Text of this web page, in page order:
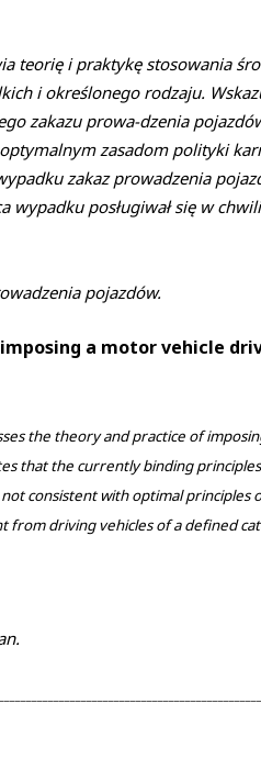
teorię i praktykę stosowania
i określonego rodzaju.
zakazu prowa-dzenia
zasadom polityki
zakaz prowadzenia
wypadku posługiwał się w
pojazdów.
a motor vehicle
the theory and practice of
that the currently binding
consistent with optimal principles
from driving vehicles of a defined